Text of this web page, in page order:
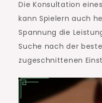
Die Konsultation
kann Spielern auch
Spannung die
Suche nach der
zugeschnittenen